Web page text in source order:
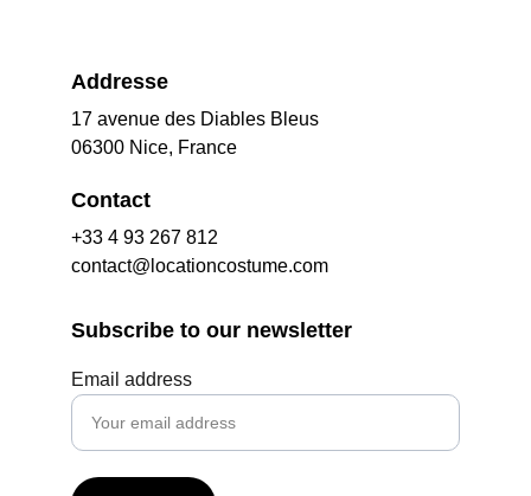
Addresse
17 avenue des Diables Bleus
06300 Nice, France
Contact
+33 4 93 267 812
contact@locationcostume.com
Subscribe to our newsletter
Email address